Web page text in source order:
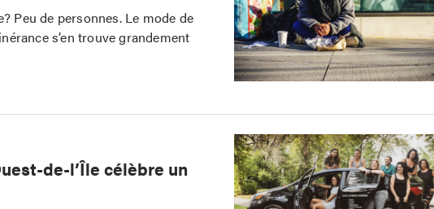
Peu de personnes. Le mode de
s’en trouve grandement
de-l’Île célèbre un